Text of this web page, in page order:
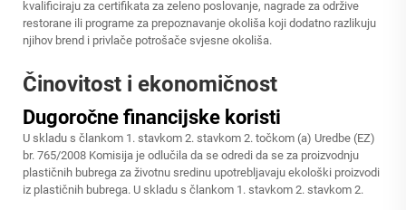
kvalificiraju za certifikata za zeleno poslovanje, nagrade za održive
restorane ili programe za prepoznavanje okoliša koji dodatno razlikuju
njihov brend i privlače potrošače svjesne okoliša.
Činovitost i ekonomičnost
Dugoročne financijske koristi
U skladu s člankom 1. stavkom 2. stavkom 2. točkom (a) Uredbe (EZ)
br. 765/2008 Komisija je odlučila da se odredi da se za proizvodnju
plastičnih bubrega za životnu sredinu upotrebljavaju ekološki proizvodi
iz plastičnih bubrega. U skladu s člankom 1. stavkom 2. stavkom 2.